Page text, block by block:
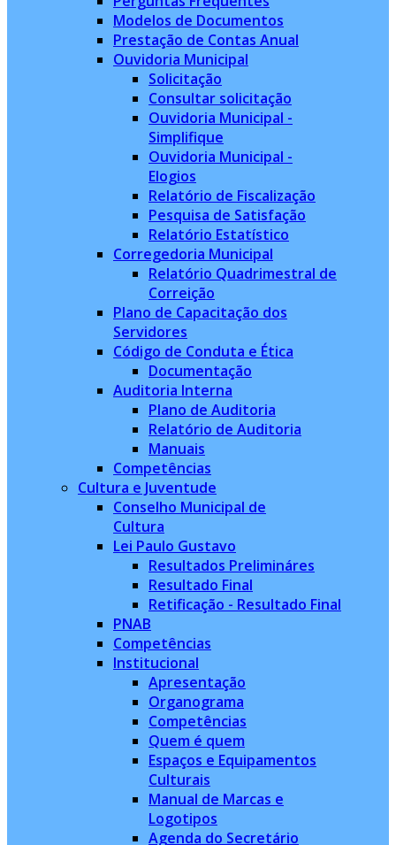
Modelos de Documentos
Prestação de Contas Anual
Ouvidoria Municipal
Solicitação
Consultar solicitação
Ouvidoria Municipal -
Simplifique
Ouvidoria Municipal -
Elogios
Relatório de Fiscalização
Pesquisa de Satisfação
Relatório Estatístico
Corregedoria Municipal
Relatório Quadrimestral de
Correição
Plano de Capacitação dos
Servidores
Código de Conduta e Ética
Documentação
Auditoria Interna
Plano de Auditoria
Relatório de Auditoria
Manuais
Competências
Cultura e Juventude
Conselho Municipal de
Cultura
Lei Paulo Gustavo
Resultados Prelimináres
Resultado Final
Retificação - Resultado Final
PNAB
Competências
Institucional
Apresentação
Organograma
Competências
Quem é quem
Espaços e Equipamentos
Culturais
Manual de Marcas e
Logotipos
Agenda do Secretário